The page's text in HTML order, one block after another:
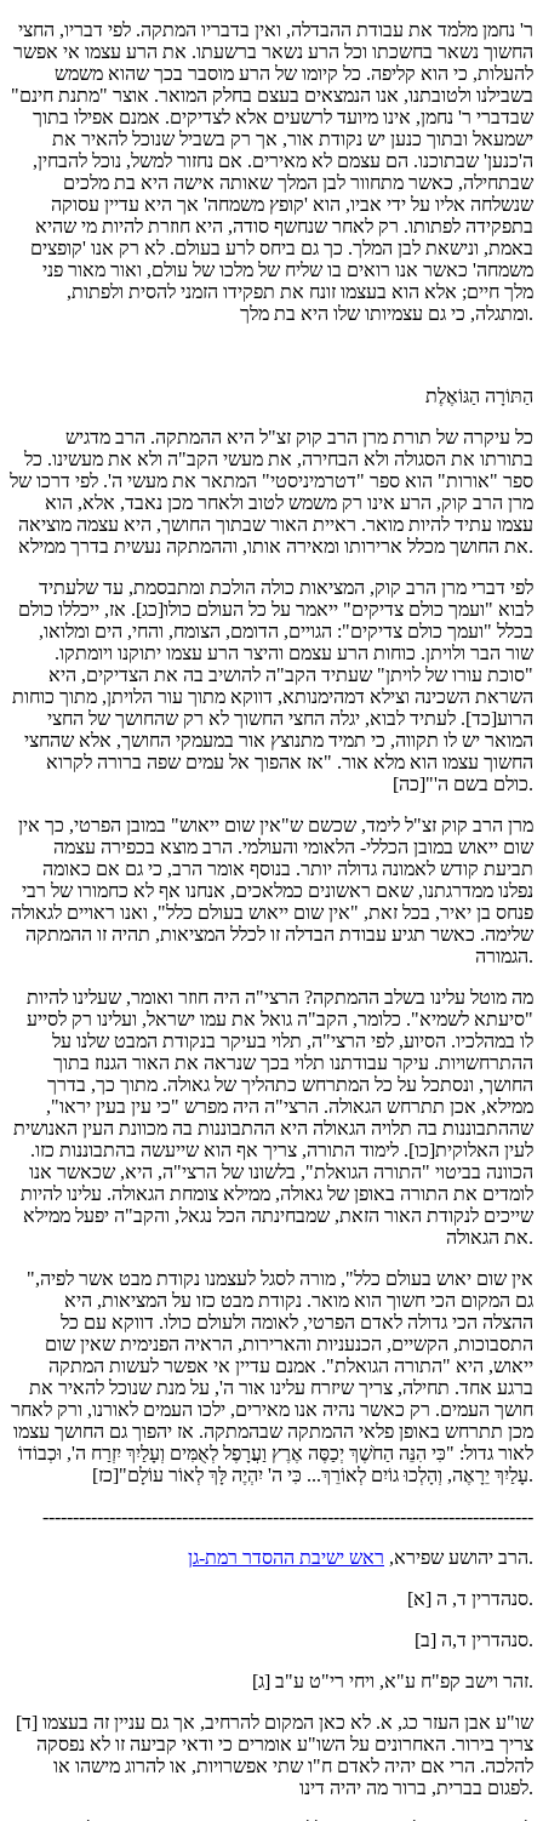
ר' נחמן מלמד את עבודת ההבדלה, ואין בדבריו המתקה. לפי דבריו, החצי
החשוך נשאר בחשכתו וכל הרע נשאר ברשעתו. את הרע עצמו אי אפשר
להעלות, כי הוא קליפה. כל קיומו של הרע מוסבר בכך שהוא משמש
בשבילנו ולטובתנו, אנו הנמצאים בעצם בחלק המואר. אוצר "מתנת חינם"
שבדברי ר' נחמן, אינו מיועד לרשעים אלא לצדיקים. אמנם אפילו בתוך
ישמעאל ובתוך כנען יש נקודת אור, אך רק בשביל שנוכל להאיר את
ה'כנען' שבתוכנו. הם עצמם לא מאירים. אם נחזור למשל, נוכל להבחין,
שבתחילה, כאשר מתחוור לבן המלך שאותה אישה היא בת מלכים
שנשלחה אליו על ידי אביו, הוא 'קופץ משמחה' אך היא עדיין עסוקה
בתפקידה לפתותו. רק לאחר שנחשף סודה, היא חוזרת להיות מי שהיא
באמת, ונישאת לבן המלך. כך גם ביחס לרע בעולם. לא רק אנו 'קופצים
משמחה' כאשר אנו רואים בו שליח של מלכו של עולם, ואור מאור פני
מלך חיים; אלא הוא בעצמו זונח את תפקידו הזמני להסית ולפתות,
ומתגלה, כי גם עצמיותו שלו היא בת מלך.
הַתּוֹרָה הַגּוֹאֶלֶת
כל עיקרה של תורת מרן הרב קוק זצ"ל היא ההמתקה. הרב מדגיש
בתורתו את הסגולה ולא הבחירה, את מעשי הקב"ה ולא את מעשינו. כל
ספר "אורות" הוא ספר "דטרמיניסטי" המתאר את מעשי ה'. לפי דרכו של
מרן הרב קוק, הרע אינו רק משמש לטוב ולאחר מכן נאבד, אלא, הוא
עצמו עתיד להיות מואר. ראיית האור שבתוך החושך, היא עצמה מוציאה
את החושך מכלל ארירותו ומאירה אותו, וההמתקה נעשית בדרך ממילא.
לפי דברי מרן הרב קוק, המציאות כולה הולכת ומתבסמת, עד שלעתיד
לבוא "ועמך כולם צדיקים" ייאמר על כל העולם כולו[כג]. אז, ייכללו כולם
בכלל "ועמך כולם צדיקים": הגויים, הדומם, הצומח, והחי, הים ומלואו,
שור הבר ולויתן. כוחות הרע עצמם והיצר הרע עצמו יתוקנו ויומתקו.
"סוכת עורו של לויתן" שעתיד הקב"ה להושיב בה את הצדיקים, היא
השראת השכינה וצילא דמהימנותא, דווקא מתוך עור הלויתן, מתוך כוחות
הרוע[כד]. לעתיד לבוא, יגלה החצי החשוך לא רק שהחושך של החצי
המואר יש לו תקווה, כי תמיד מתנוצץ אור במעמקי החושך, אלא שהחצי
החשוך עצמו הוא מלא אור. "אז אהפוך אל עמים שפה ברורה לקרוא
כולם בשם ה'"[כה].
מרן הרב קוק זצ"ל לימד, שכשם ש"אין שום ייאוש" במובן הפרטי, כך אין
שום ייאוש במובן הכללי- הלאומי והעולמי. הרב מוצא בכפירה עצמה
תביעת קודש לאמונה גדולה יותר. בנוסף אומר הרב, כי גם אם כאומה
נפלנו ממדרגתנו, שאם ראשונים כמלאכים, אנחנו אף לא כחמורו של רבי
פנחס בן יאיר, בכל זאת, "אין שום ייאוש בעולם כלל", ואנו ראויים לגאולה
שלימה. כאשר תגיע עבודת הבדלה זו לכלל המציאות, תהיה זו ההמתקה
הגמורה.
מה מוטל עלינו בשלב ההמתקה? הרצי"ה היה חוזר ואומר, שעלינו להיות
"סיעתא לשמיא". כלומר, הקב"ה גואל את עמו ישראל, ועלינו רק לסייע
לו במהלכיו. הסיוע, לפי הרצי"ה, תלוי בעיקר בנקודת המבט שלנו על
ההתרחשויות. עיקר עבודתנו תלוי בכך שנראה את האור הגנוז בתוך
החושך, ונסתכל על כל המתרחש כתהליך של גאולה. מתוך כך, בדרך
ממילא, אכן תתרחש הגאולה. הרצי"ה היה מפרש "כי עין בעין יראו",
שההתבוננות בה תלויה הגאולה היא ההתבוננות בה מכוונת העין האנושית
לעין האלוקית[כו]. לימוד התורה, צריך אף הוא שייעשה בהתבוננות כזו.
הכוונה בביטוי "התורה הגואלת", בלשונו של הרצי"ה, היא, שכאשר אנו
לומדים את התורה באופן של גאולה, ממילא צומחת הגאולה. עלינו להיות
שייכים לנקודת האור הזאת, שמבחינתה הכל נגאל, והקב"ה יפעל ממילא
את הגאולה.
"אין שום יאוש בעולם כלל", מורה לסגל לעצמנו נקודת מבט אשר לפיה,
גם המקום הכי חשוך הוא מואר. נקודת מבט כזו על המציאות, היא
ההצלה הכי גדולה לאדם הפרטי, לאומה ולעולם כולו. דווקא עם כל
התסבוכות, הקשיים, הכנעניות והארירות, הראיה הפנימית שאין שום
ייאוש, היא "התורה הגואלת". אמנם עדיין אי אפשר לעשות המתקה
ברגע אחד. תחילה, צריך שיזרח עלינו אור ה', על מנת שנוכל להאיר את
חושך העמים. רק כאשר נהיה אנו מאירים, ילכו העמים לאורנו, ורק לאחר
מכן תתרחש באופן פלאי ההמתקה שבהמתקה. אז יהפוך גם החושך עצמו
לאור גדול: "כִּי הִנֵּה הַחֹשֶׁךְ יְכַסֶּה אֶרֶץ וַעֲרָפֶל לְאֻמִּים וְעָלַיִךְ יִזְרַח ה', וּכְבוֹדוֹ
עָלַיִךְ יֵרָאֶה, וְהָלְכוּ גוֹיִם לְאוֹרֵךְ... כִּי ה' יִהְיֶה לָּךְ לְאוֹר עוֹלָם"[כז].
---------------------------------------------------------------------------------
הרב יהושע שפירא, ראש ישיבת ההסדר רמת-גן
.
[א] סנהדרין ד, ה.
[ב] סנהדרין ד,ה.
[ג] זהר וישב קפ"ח ע"א, ויחי רי"ט ע"ב.
[ד] שו"ע אבן העזר כג, א. לא כאן המקום להרחיב, אך גם עניין זה בעצמו
צריך בירור. האחרונים על השו"ע אומרים כי ודאי קביעה זו לא נפסקה
להלכה. הרי אם יהיה לאדם ח"ו שתי אפשרויות, או להרוג מישהו או
לפגום בברית, ברור מה יהיה דינו.